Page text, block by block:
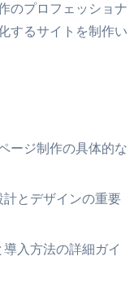
のプロフェッショナ
するサイトを制作い
ージ制作の具体的な
とデザインの重要
入方法の詳細ガイ